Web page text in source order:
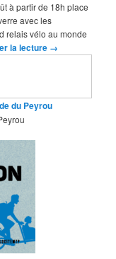
à partir de 18h place
avec les
relais vélo au monde
la lecture →
du Peyrou